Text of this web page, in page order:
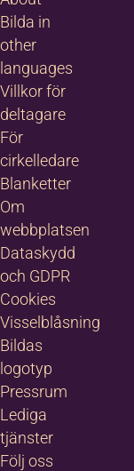
Bilda in
other
languages
Villkor för
deltagare
För
cirkelledare
Blanketter
Om
webbplatsen
Dataskydd
och GDPR
Cookies
Visselblåsning
Bildas
logotyp
Pressrum
Lediga
tjänster
Följ oss